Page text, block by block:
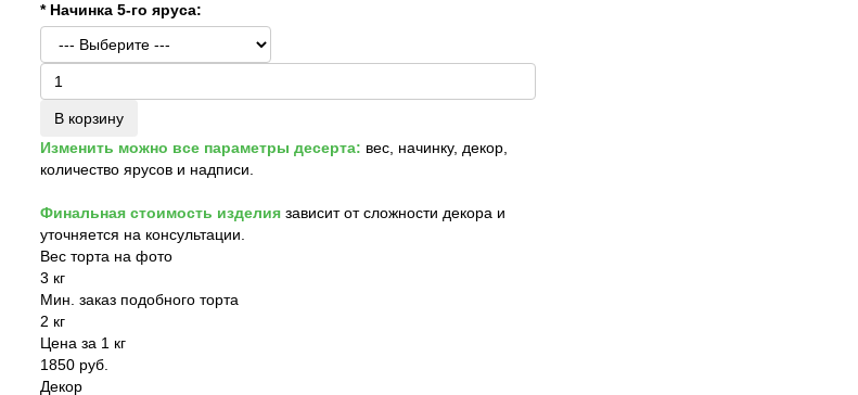
* Начинка 5-го яруса:
В корзину
Изменить можно все параметры десерта: вес, начинку, декор,
количество ярусов и надписи.
Финальная стоимость изделиязависит от сложности декора и
уточняется на консультации.
Вес торта на фото
3 кг
Мин. заказ подобного торта
2 кг
Цена за 1 кг
1850 руб.
Декор